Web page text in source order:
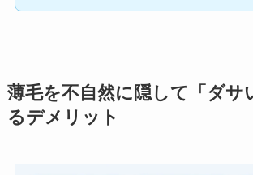
薄毛を不自然に隠して「ダサ
るデメリット